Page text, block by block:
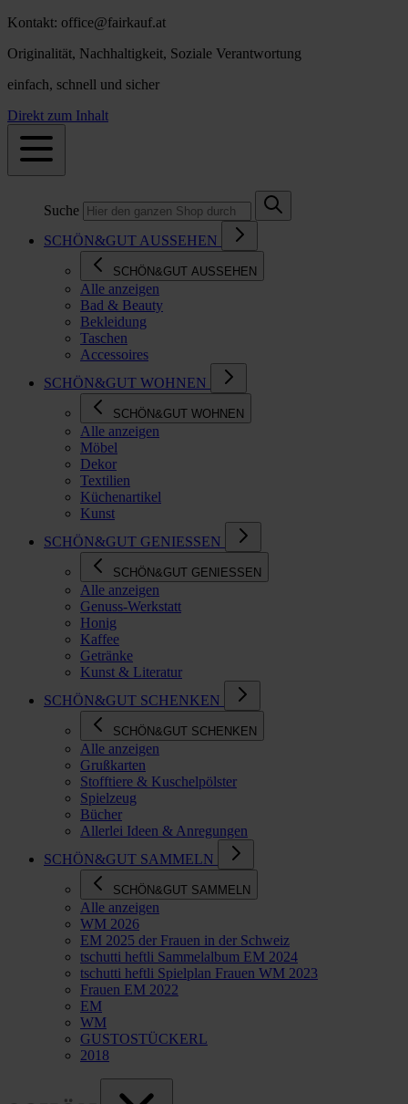
Kontakt: office@fairkauf.at
Originalität, Nachhaltigkeit, Soziale Verantwortung
einfach, schnell und sicher
Direkt zum Inhalt
Suche
SCHÖN&GUT AUSSEHEN
SCHÖN&GUT AUSSEHEN
Alle anzeigen
Bad & Beauty
Bekleidung
Taschen
Accessoires
SCHÖN&GUT WOHNEN
SCHÖN&GUT WOHNEN
Alle anzeigen
Möbel
Dekor
Textilien
Küchenartikel
Kunst
SCHÖN&GUT GENIESSEN
SCHÖN&GUT GENIESSEN
Alle anzeigen
Genuss-Werkstatt
Honig
Kaffee
Getränke
Kunst & Literatur
SCHÖN&GUT SCHENKEN
SCHÖN&GUT SCHENKEN
Alle anzeigen
Grußkarten
Stofftiere & Kuschelpölster
Spielzeug
Bücher
Allerlei Ideen & Anregungen
SCHÖN&GUT SAMMELN
SCHÖN&GUT SAMMELN
Alle anzeigen
WM 2026
EM 2025 der Frauen in der Schweiz
tschutti heftli Sammelalbum EM 2024
tschutti heftli Spielplan Frauen WM 2023
Frauen EM 2022
EM
WM
GUSTOSTÜCKERL
2018